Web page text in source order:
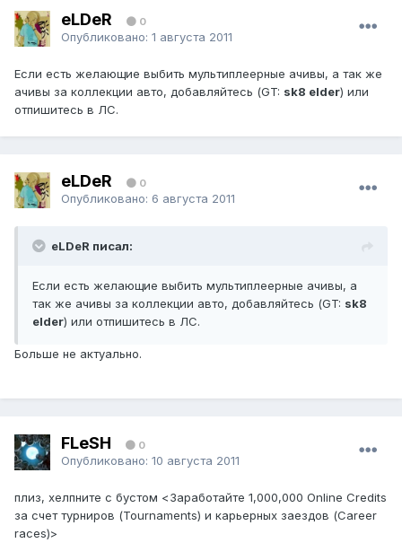
eLDeR 0
Опубликовано: 1 августа 2011
Если есть желающие выбить мультиплеерные ачивы, а так же
ачивы за коллекции авто, добавляйтесь (GT: sk8 elder) или
отпишитесь в ЛС.
eLDeR 0
Опубликовано: 6 августа 2011
eLDeR писал:
Если есть желающие выбить мультиплеерные ачивы, а
так же ачивы за коллекции авто, добавляйтесь (GT: sk8
elder) или отпишитесь в ЛС.
Больше не актуально.
FLeSH 0
Опубликовано: 10 августа 2011
плиз, хелпните с бустом <Заработайте 1,000,000 Online Credits
за счет турниров (Tournaments) и карьерных заездов (Career
races)>